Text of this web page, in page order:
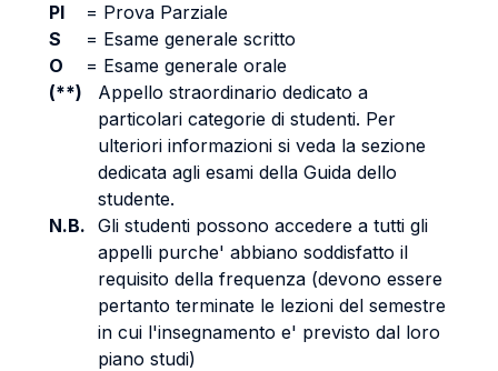
PI
= Prova Parziale
S
= Esame generale scritto
O
= Esame generale orale
(**)
Appello straordinario dedicato a
particolari categorie di studenti. Per
ulteriori informazioni si veda la sezione
dedicata agli esami della Guida dello
studente.
N.B. Gli studenti possono accedere a tutti gli
appelli purche' abbiano soddisfatto il
requisito della frequenza (devono essere
pertanto terminate le lezioni del semestre
in cui l'insegnamento e' previsto dal loro
piano studi)